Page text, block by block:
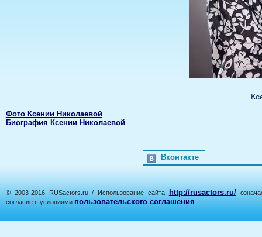
Фото Ксении Николаевой
Биография Ксении Николаевой
Вконтакте
© 2003-2016 RUSactors.ru / Использование сайта http://rusactors.ru/
согласие с условиями пользовательского соглашения